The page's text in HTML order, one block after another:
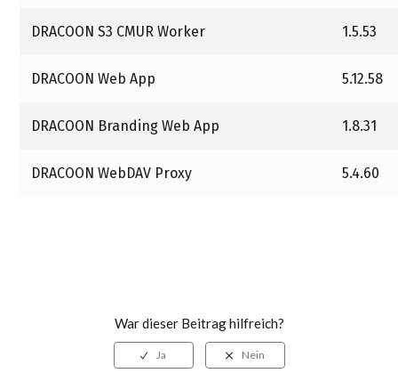
DRACOON S3 CMUR Worker 1.5.53
DRACOON Web App 5.12.58
DRACOON Branding Web App 1.8.31
DRACOON WebDAV Proxy 5.4.60
War dieser Beitrag hilfreich?